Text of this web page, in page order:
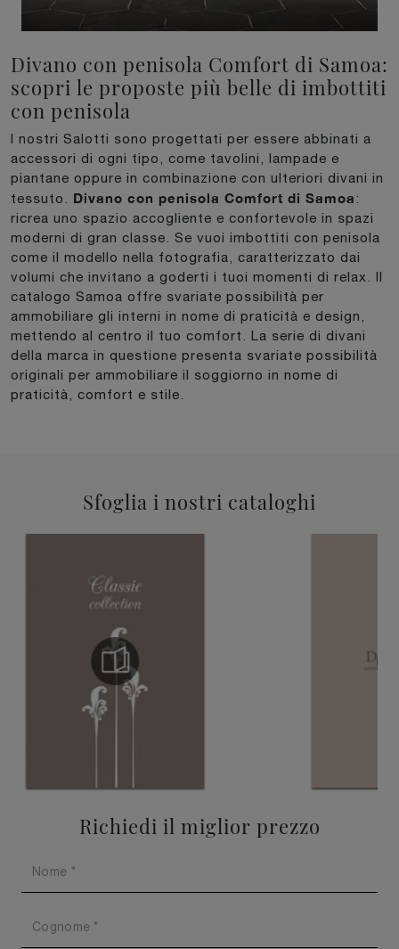
Divano con penisola Comfort di Samoa:
scopri le proposte più belle di imbottiti
con penisola
I nostri Salotti sono progettati per essere abbinati a
accessori di ogni tipo, come tavolini, lampade e
piantane oppure in combinazione con ulteriori divani in
tessuto. Divano con penisola Comfort di Samoa:
ricrea uno spazio accogliente e confortevole in spazi
moderni di gran classe. Se vuoi imbottiti con penisola
come il modello nella fotografia, caratterizzato dai
volumi che invitano a goderti i tuoi momenti di relax. Il
catalogo Samoa offre svariate possibilità per
ammobiliare gli interni in nome di praticità e design,
mettendo al centro il tuo comfort. La serie di divani
della marca in questione presenta svariate possibilità
originali per ammobiliare il soggiorno in nome di
praticità, comfort e stile.
Sfoglia i nostri cataloghi
Richiedi il miglior prezzo